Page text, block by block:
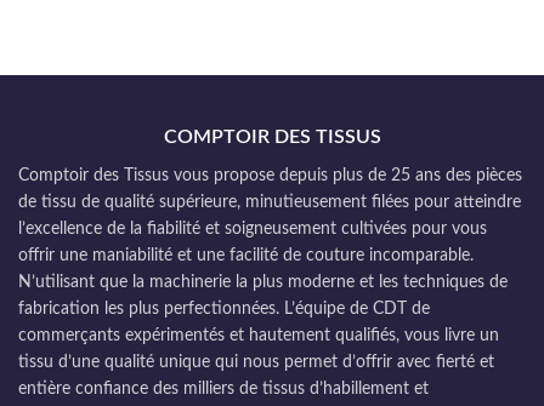
COMPTOIR DES TISSUS
Comptoir des Tissus vous propose depuis plus de 25 ans des pièces
de tissu de qualité supérieure, minutieusement filées pour atteindre
l’excellence de la fiabilité et soigneusement cultivées pour vous
offrir une maniabilité et une facilité de couture incomparable.
N’utilisant que la machinerie la plus moderne et les techniques de
fabrication les plus perfectionnées. L’équipe de CDT de
commerçants expérimentés et hautement qualifiés, vous livre un
tissu d’une qualité unique qui nous permet d’offrir avec fierté et
entière confiance des milliers de tissus d’habillement et